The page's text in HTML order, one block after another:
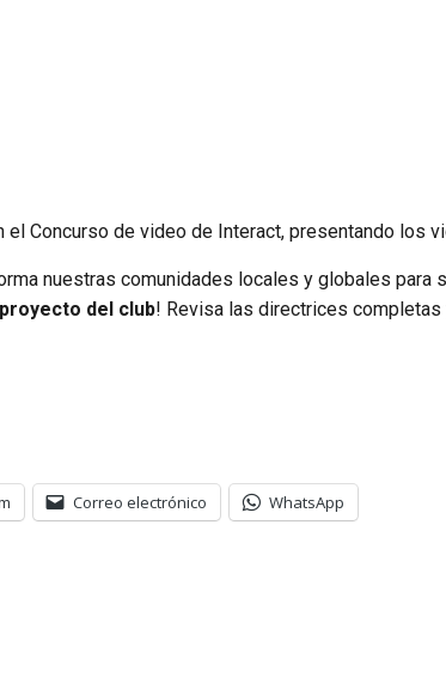
el Concurso de video de Interact, presentando los
nuestras comunidades locales y globales
del club! Revisa las directrices
Correo electrónico WhatsApp